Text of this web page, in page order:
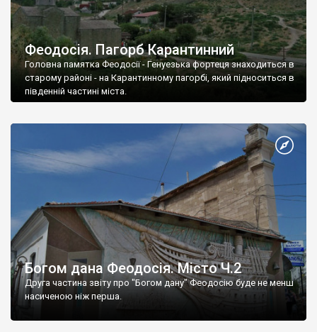
Феодосія. Пагорб Карантинний
Головна памятка Феодосії - Генуезька фортеця знаходиться в
старому районі - на Карантинному пагорбі, який підноситься в
південній частині міста.
Богом дана Феодосія. Місто Ч.2
Друга частина звіту про "Богом дану" Феодосію буде не менш
насиченою ніж перша.